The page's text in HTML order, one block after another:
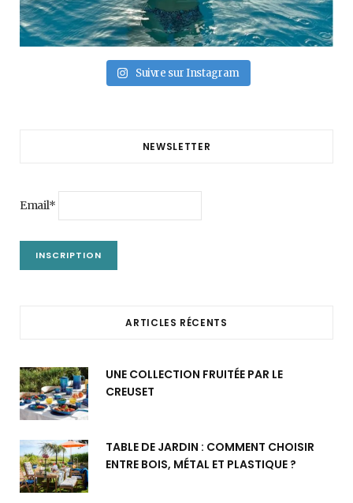
Suivre sur Instagram
NEWSLETTER
Email*
ARTICLES RÉCENTS
UNE COLLECTION FRUITÉE PAR LE
CREUSET
TABLE DE JARDIN : COMMENT CHOISIR
ENTRE BOIS, MÉTAL ET PLASTIQUE ?